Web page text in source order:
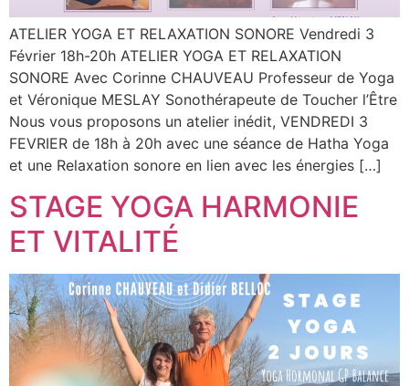
ATELIER YOGA ET RELAXATION SONORE Vendredi 3
Février 18h-20h ATELIER YOGA ET RELAXATION
SONORE Avec Corinne CHAUVEAU Professeur de Yoga
et Véronique MESLAY Sonothérapeute de Toucher l’Être
Nous vous proposons un atelier inédit, VENDREDI 3
FEVRIER de 18h à 20h avec une séance de Hatha Yoga
et une Relaxation sonore en lien avec les énergies […]
STAGE YOGA HARMONIE
ET VITALITÉ